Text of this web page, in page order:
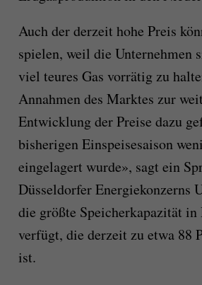
Auch der derzeit hohe Preis
spielen, weil die Unternehmen
viel teures Gas vorrätig zu
Annahmen des Marktes zur
Entwicklung der Preise dazu
bisherigen Einspeisesaison
eingelagert wurde», sagt ein
Düsseldorfer Energiekonzerns
die größte Speicherkapazität in
verfügt, die derzeit zu etwa 88
ist.